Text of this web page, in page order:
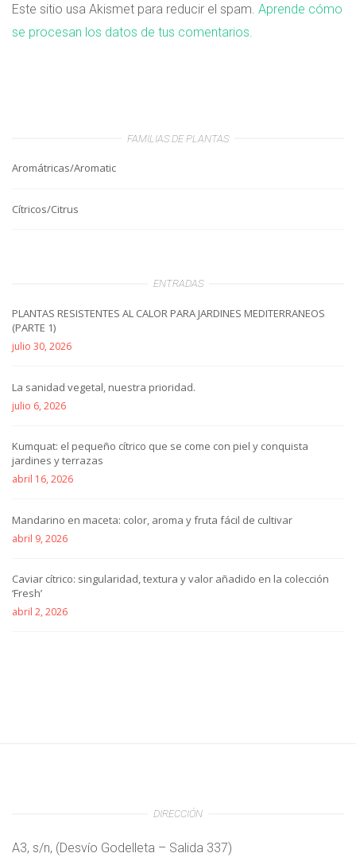
Este sitio usa Akismet para reducir el spam. Aprende cómo
se procesan los datos de tus comentarios.
FAMILIAS DE PLANTAS
Aromátricas/Aromatic
Cítricos/Citrus
ENTRADAS
PLANTAS RESISTENTES AL CALOR PARA JARDINES MEDITERRANEOS
(PARTE 1)
julio 30, 2026
La sanidad vegetal, nuestra prioridad.
julio 6, 2026
Kumquat: el pequeño cítrico que se come con piel y conquista
jardines y terrazas
abril 16, 2026
Mandarino en maceta: color, aroma y fruta fácil de cultivar
abril 9, 2026
Caviar cítrico: singularidad, textura y valor añadido en la colección
‘Fresh’
abril 2, 2026
DIRECCIÓN
A3, s/n, (Desvío Godelleta – Salida 337)